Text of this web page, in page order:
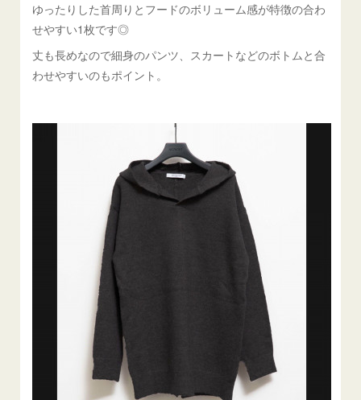
ゆったりした首周りとフードのボリューム感が特徴の合わ
せやすい1枚です◎
丈も長めなので細身のパンツ、スカートなどのボトムと合
わせやすいのもポイント。